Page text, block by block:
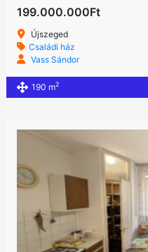
199.000.000Ft
Újszeged
Családi ház
Vass Sándor
190 m2